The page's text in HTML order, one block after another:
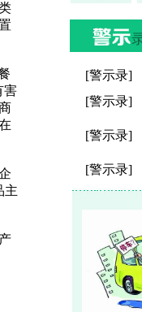
害
主
[警示录]
[警示录]
[警示录]
[警示录]